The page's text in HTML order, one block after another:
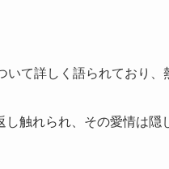
て詳しく語られており、
触れられ、その愛情は隠